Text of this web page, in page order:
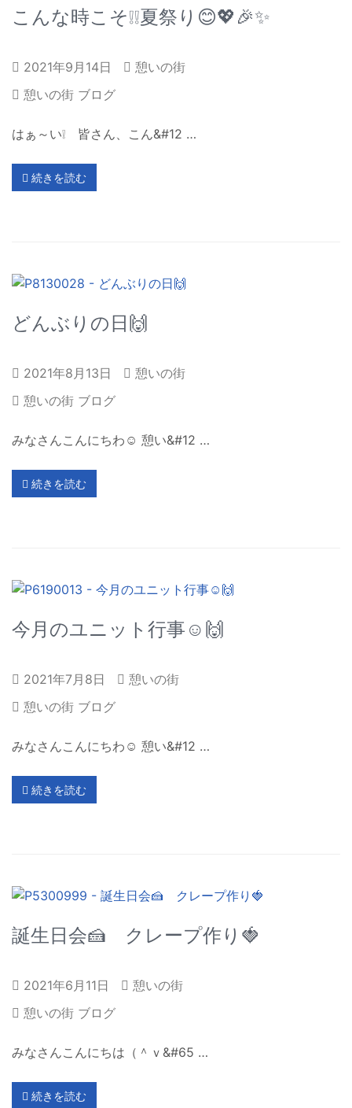
こんな時こそ❕❕夏祭り😊💖🎉✨
2021年9月14日
憩いの街
憩いの街 ブログ
はぁ～い❕ 皆さん、こん&#12 …
続きを読む
どんぶりの日🙌
2021年8月13日
憩いの街
憩いの街 ブログ
みなさんこんにちわ☺ 憩い&#12 …
続きを読む
今月のユニット行事☺🙌
2021年7月8日
憩いの街
憩いの街 ブログ
みなさんこんにちわ☺ 憩い&#12 …
続きを読む
誕生日会🍰 クレープ作り🍓
2021年6月11日
憩いの街
憩いの街 ブログ
みなさんこんにちは（＾ｖ&#65 …
続きを読む